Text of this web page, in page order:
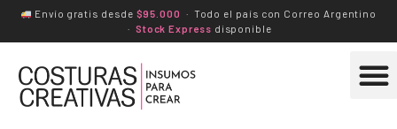
Envío gratis desde $95.000 · Todo el país con Correo Argentino
· Stock Express disponible